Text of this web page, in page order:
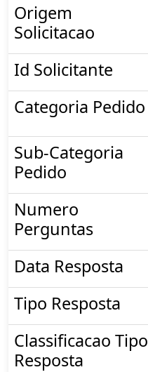
Origem
Solicitacao
Id Solicitante
Categoria Pedido
Sub-Categoria
Pedido
Numero
Perguntas
Data Resposta
Tipo Resposta
Classificacao Tipo
Resposta